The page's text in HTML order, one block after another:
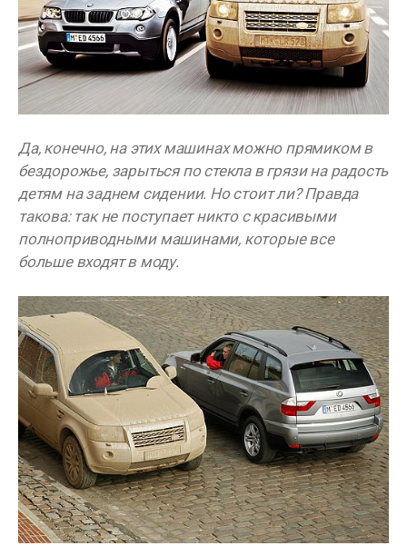
Да, конечно, на этих машинах можно прямиком в
бездорожье, зарыться по стекла в грязи на радость
детям на заднем сидении. Но стоит ли? Правда
такова: так не поступает никто с красивыми
полноприводными машинами, которые все
больше входят в моду.